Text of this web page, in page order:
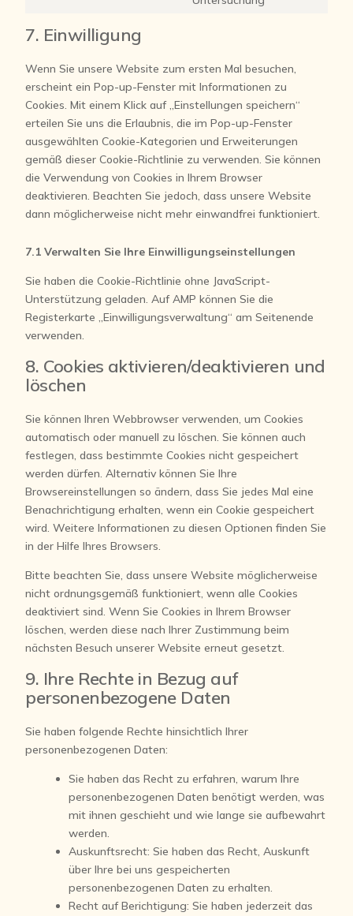
7. Einwilligung
Wenn Sie unsere Website zum ersten Mal besuchen,
erscheint ein Pop-up-Fenster mit Informationen zu
Cookies. Mit einem Klick auf „Einstellungen speichern“
erteilen Sie uns die Erlaubnis, die im Pop-up-Fenster
ausgewählten Cookie-Kategorien und Erweiterungen
gemäß dieser Cookie-Richtlinie zu verwenden. Sie können
die Verwendung von Cookies in Ihrem Browser
deaktivieren. Beachten Sie jedoch, dass unsere Website
dann möglicherweise nicht mehr einwandfrei funktioniert.
7.1 Verwalten Sie Ihre Einwilligungseinstellungen
Sie haben die Cookie-Richtlinie ohne JavaScript-
Unterstützung geladen. Auf AMP können Sie die
Registerkarte „Einwilligungsverwaltung“ am Seitenende
verwenden.
8. Cookies aktivieren/deaktivieren und
löschen
Sie können Ihren Webbrowser verwenden, um Cookies
automatisch oder manuell zu löschen. Sie können auch
festlegen, dass bestimmte Cookies nicht gespeichert
werden dürfen. Alternativ können Sie Ihre
Browsereinstellungen so ändern, dass Sie jedes Mal eine
Benachrichtigung erhalten, wenn ein Cookie gespeichert
wird. Weitere Informationen zu diesen Optionen finden Sie
in der Hilfe Ihres Browsers.
Bitte beachten Sie, dass unsere Website möglicherweise
nicht ordnungsgemäß funktioniert, wenn alle Cookies
deaktiviert sind. Wenn Sie Cookies in Ihrem Browser
löschen, werden diese nach Ihrer Zustimmung beim
nächsten Besuch unserer Website erneut gesetzt.
9. Ihre Rechte in Bezug auf
personenbezogene Daten
Sie haben folgende Rechte hinsichtlich Ihrer
personenbezogenen Daten:
Sie haben das Recht zu erfahren, warum Ihre
personenbezogenen Daten benötigt werden, was
mit ihnen geschieht und wie lange sie aufbewahrt
werden.
Auskunftsrecht: Sie haben das Recht, Auskunft
über Ihre bei uns gespeicherten
personenbezogenen Daten zu erhalten.
Recht auf Berichtigung: Sie haben jederzeit das